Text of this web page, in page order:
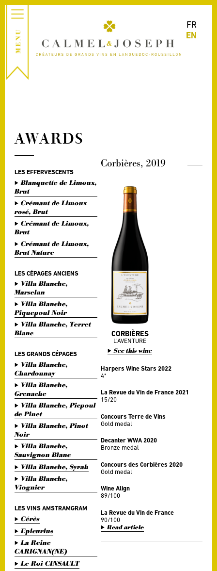
FR
EN
AWARDS
LES EFFERVESCENTS
Blanquette de Limoux,
Brut
Crémant de Limoux
rosé, Brut
Crémant de Limoux,
Brut
Crémant de Limoux,
Brut Nature
LES CÉPAGES ANCIENS
Villa Blanche,
Marselan
Villa Blanche,
Piquepoul Noir
Villa Blanche, Terret
Blanc
LES GRANDS CÉPAGES
Villa Blanche,
Chardonnay
Villa Blanche,
Grenache
Villa Blanche, Picpoul
de Pinet
Villa Blanche, Pinot
Noir
Villa Blanche,
Sauvignon Blanc
Villa Blanche, Syrah
Villa Blanche,
Viognier
LES VINS AMSTRAMGRAM
Cérès
Epicurius
La Reine
CARIGNAN(NE)
Le Roi CINSAULT
Corbières, 2019
CORBIÈRES
L'AVENTURE
See this wine
Harpers Wine Stars 2022
4*
La Revue du Vin de France 2021
15/20
Concours Terre de Vins
Gold medal
Decanter WWA 2020
Bronze medal
Concours des Corbières 2020
Gold medal
Wine Align
89/100
La Revue du Vin de France
90/100
Read article